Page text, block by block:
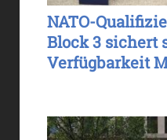
NATO-
Block 3 sichert
Verfügbarkeit